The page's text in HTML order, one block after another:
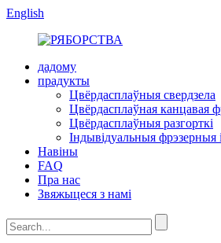
English
дадому
прадукты
Цвёрдасплаўныя свердзела
Цвёрдасплаўная канцавая
Цвёрдасплаўныя разгорткі
Індывідуальныя фрэзерныя
Навіны
FAQ
Пра нас
Звяжыцеся з намі